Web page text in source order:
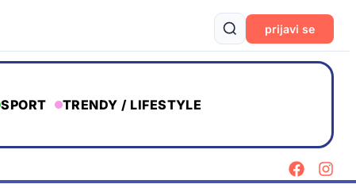
prijavi se
SPORT TRENDY / LIFESTYLE